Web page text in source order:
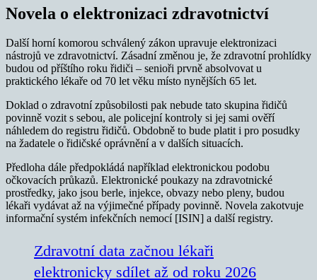
Novela o elektronizaci zdravotnictví
Další horní komorou schválený zákon upravuje elektronizaci
nástrojů ve zdravotnictví. Zásadní změnou je, že zdravotní prohlídky
budou od příštího roku řidiči – senioři prvně absolvovat u
praktického lékaře od 70 let věku místo nynějších 65 let.
Doklad o zdravotní způsobilosti pak nebude tato skupina řidičů
povinně vozit s sebou, ale policejní kontroly si jej sami ověří
náhledem do registru řidičů. Obdobně to bude platit i pro posudky
na žadatele o řidičské oprávnění a v dalších situacích.
Předloha dále předpokládá například elektronickou podobu
očkovacích průkazů. Elektronické poukazy na zdravotnické
prostředky, jako jsou berle, injekce, obvazy nebo pleny, budou
lékaři vydávat až na výjimečné případy povinně. Novela zakotvuje
informační systém infekčních nemocí [ISIN] a další registry.
Zdravotní data začnou lékaři
elektronicky sdílet až od roku 2026